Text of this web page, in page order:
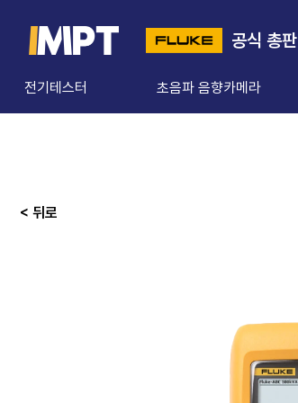
공식 총판
전기테스터 초음파 음향카메라
< 뒤로